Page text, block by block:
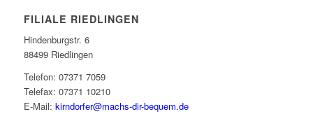
FILIALE RIEDLINGEN
Hindenburgstr. 6
88499 Riedlingen
Telefon: 07371 7059
Telefax: 07371 10210
E-Mail: kirndorfer@machs-dir-bequem.de